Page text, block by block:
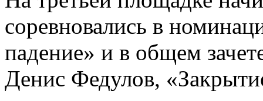
соревновались в
падение» и в общем
Денис Федулов,